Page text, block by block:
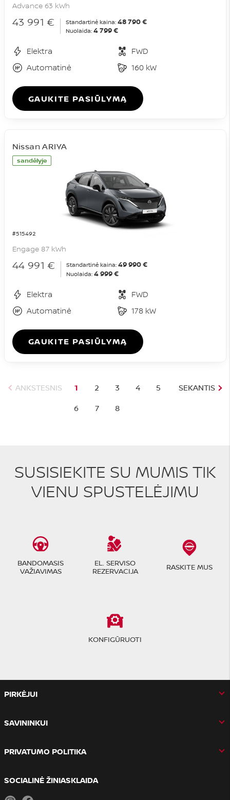
Advance 63 kWh
43 991 € Standartinė kaina: 48 790 €
Nuolaida: 4 799 €
Elektra
FWD
Automatinė
160 kW
GAUKITE PASIŪLYMĄ
sandėlyje
#515492
Nissan ARIYA
Engage 87 kWh
44 991 € Standartinė kaina: 49 990 €
Nuolaida: 4 999 €
Elektra
FWD
Automatinė
178 kW
GAUKITE PASIŪLYMĄ
ANKSTESNIS SEKANTIS
1 2 3 4
5
6
7 8
SUSISIEKITE SU MUMIS TIK
VIENU SPUSTELĖJIMU
BANDOMASIS
VAŽIAVIMAS
EL. SERVISO
REZERVACIJA
RASKITE MUS
KONFIGŪRUOTI
PIRKĖJUI
SAVININKUI
PRIVATUMO POLITIKA
SOCIALINĖ ŽINIASKLAIDA